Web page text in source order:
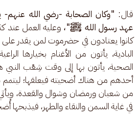
قال: "وكان الصحابة -رضي الله
عهد رسول الله ﷺ"، وعليه العمل عند
كانوا يعتادون في حضرموت لمن يقدر
البادية، يأتون من الأغنام بخيارها
الصحية، يأتون بها إلى وقت شِعْب النبي
أحدهم من هناك أضحيته فيعلفها؛
من شعبان ورمضان وشوال والقعدة،
في غاية السمن والنقاء والطهر، فيذبحها